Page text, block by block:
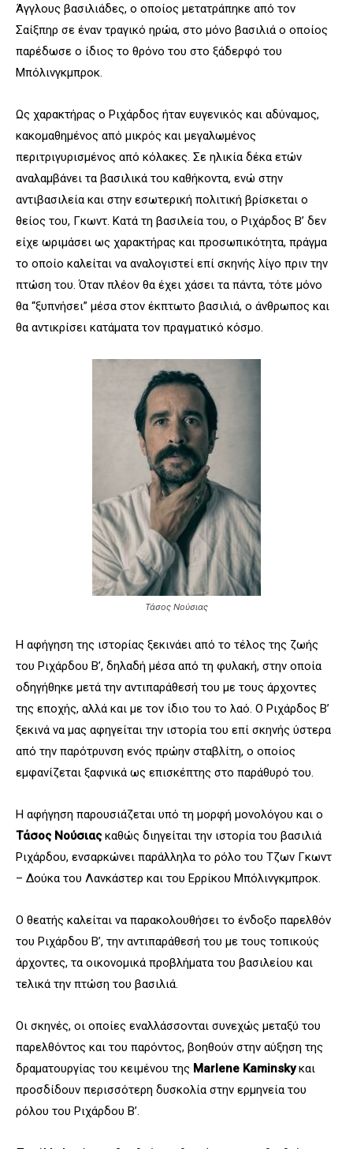
Άγγλους βασιλιάδες, ο οποίος μετατράπηκε από τον
Σαίξπηρ σε έναν τραγικό ηρώα, στο μόνο βασιλιά ο οποίος
παρέδωσε ο ίδιος το θρόνο του στο ξάδερφό του
Μπόλινγκμπροκ.
Ως χαρακτήρας ο Ριχάρδος ήταν ευγενικός και αδύναμος,
κακομαθημένος από μικρός και μεγαλωμένος
περιτριγυρισμένος από κόλακες. Σε ηλικία δέκα ετών
αναλαμβάνει τα βασιλικά του καθήκοντα, ενώ στην
αντιβασιλεία και στην εσωτερική πολιτική βρίσκεται ο
θείος του, Γκωντ. Κατά τη βασιλεία του, ο Ριχάρδος Β’ δεν
είχε ωριμάσει ως χαρακτήρας και προσωπικότητα, πράγμα
το οποίο καλείται να αναλογιστεί επί σκηνής λίγο πριν την
πτώση του. Όταν πλέον θα έχει χάσει τα πάντα, τότε μόνο
θα “ξυπνήσει” μέσα στον έκπτωτο βασιλιά, ο άνθρωπος και
θα αντικρίσει κατάματα τον πραγματικό κόσμο.
Τάσος Νούσιας
Η αφήγηση της ιστορίας ξεκινάει από το τέλος της ζωής
του Ριχάρδου Β’, δηλαδή μέσα από τη φυλακή, στην οποία
οδηγήθηκε μετά την αντιπαράθεσή του με τους άρχοντες
της εποχής, αλλά και με τον ίδιο του το λαό. Ο Ριχάρδος Β’
ξεκινά να μας αφηγείται την ιστορία του επί σκηνής ύστερα
από την παρότρυνση ενός πρώην σταβλίτη, ο οποίος
εμφανίζεται ξαφνικά ως επισκέπτης στο παράθυρό του.
Η αφήγηση παρουσιάζεται υπό τη μορφή μονολόγου και ο
Τάσος Νούσιας καθώς διηγείται την ιστορία του βασιλιά
Ριχάρδου, ενσαρκώνει παράλληλα το ρόλο του Τζων Γκωντ
– Δούκα του Λανκάστερ και του Ερρίκου Μπόλινγκμπροκ.
Ο θεατής καλείται να παρακολουθήσει το ένδοξο παρελθόν
του Ριχάρδου Β’, την αντιπαράθεσή του με τους τοπικούς
άρχοντες, τα οικονομικά προβλήματα του βασιλείου και
τελικά την πτώση του βασιλιά.
Οι σκηνές, οι οποίες εναλλάσσονται συνεχώς μεταξύ του
παρελθόντος και του παρόντος, βοηθούν στην αύξηση της
δραματουργίας του κειμένου της Marlene Kaminskyκαι
προσδίδουν περισσότερη δυσκολία στην ερμηνεία του
ρόλου του Ριχάρδου Β’.